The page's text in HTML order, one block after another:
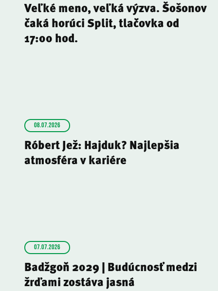
Veľké meno, veľká výzva. Šošonov
čaká horúci Split, tlačovka od
17:00 hod.
08.07.2026
Róbert Jež: Hajduk? Najlepšia
atmosféra v kariére
07.07.2026
Badžgoň 2029 | Budúcnosť medzi
žrďami zostáva jasná